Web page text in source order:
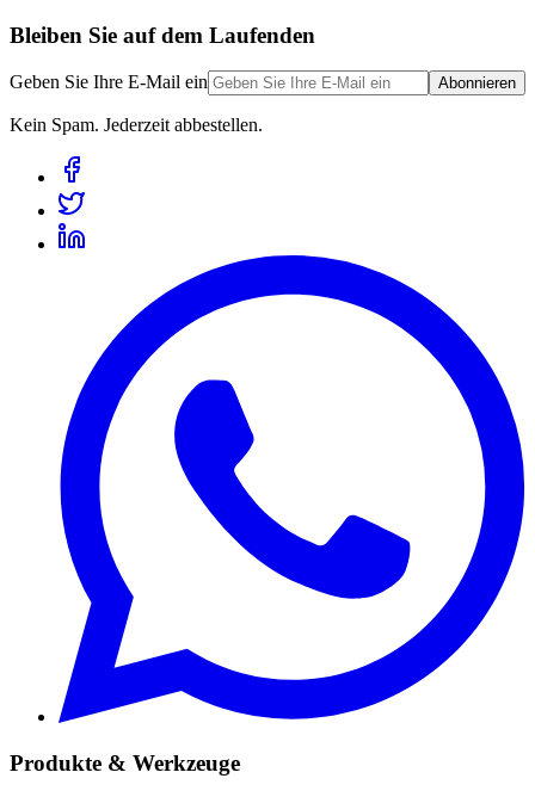
Bleiben Sie auf dem Laufenden
Geben Sie Ihre E-Mail ein Abonnieren
Kein Spam. Jederzeit abbestellen.
Produkte & Werkzeuge